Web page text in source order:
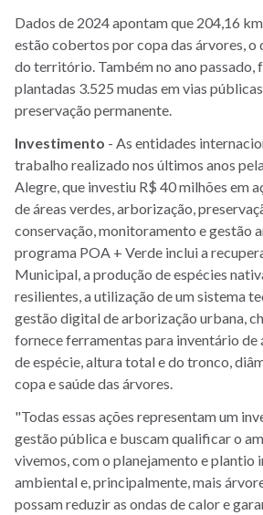
Dados de 2024 apontam que 204,16
estão cobertos por copa das árvores, o
do território. Também no ano passado,
plantadas 3.525 mudas em vias
preservação permanente.
Investimento - As entidades
trabalho realizado nos últimos anos
Alegre, que investiu R$ 40 milhões em
de áreas verdes, arborização,
conservação, monitoramento e gestão
programa POA + Verde inclui a
Municipal, a produção de espécies
resilientes, a utilização de um sistema
gestão digital de arborização urbana,
fornece ferramentas para inventário de
de espécie, altura total e do tronco,
copa e saúde das árvores.
"Todas essas ações representam um
gestão pública e buscam qualificar o
vivemos, com o planejamento e plantio
ambiental e, principalmente, mais
possam reduzir as ondas de calor e